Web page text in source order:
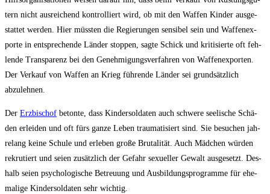
tern nicht aus­rei­chend kon­trol­liert wird, ob mit den Waf­fen Kin­der aus­ge­
stat­tet wer­den. Hier müss­ten die Regie­run­gen sen­si­bel sein und Waf­fen­ex­
por­te in ent­spre­chen­de Län­der stop­pen, sag­te Schick und kri­ti­sier­te oft feh­
len­de Trans­pa­renz bei den Geneh­mi­gungs­ver­fah­ren von Waf­fen­ex­por­ten.
Der Ver­kauf von Waf­fen an Krieg füh­ren­de Län­der sei grund­sätz­lich
abzulehnen.
Der Erz­bi­schof beton­te, dass Kin­der­sol­da­ten auch schwe­re see­li­sche Schä­
den erlei­den und oft fürs gan­ze Leben trau­ma­ti­siert sind. Sie besu­chen jah­
re­lang kei­ne Schu­le und erle­ben gro­ße Bru­ta­li­tät. Auch Mäd­chen wür­den
rekru­tiert und sei­en zusätz­lich der Gefahr sexu­el­ler Gewalt aus­ge­setzt. Des­
halb sei­en psy­cho­lo­gi­sche Betreu­ung und Aus­bil­dungs­pro­gram­me für ehe­
ma­li­ge Kin­der­sol­da­ten sehr wichtig.